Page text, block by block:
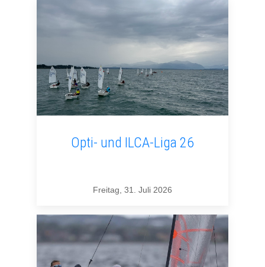
Opti- und ILCA-Liga 26
Freitag, 31. Juli 2026